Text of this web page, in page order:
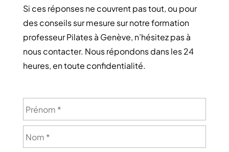
Si ces réponses ne couvrent pas tout, ou pour
des conseils sur mesure sur notre formation
professeur Pilates à Genève, n’hésitez pas à
nous contacter. Nous répondons dans les 24
heures, en toute confidentialité.
Nom *